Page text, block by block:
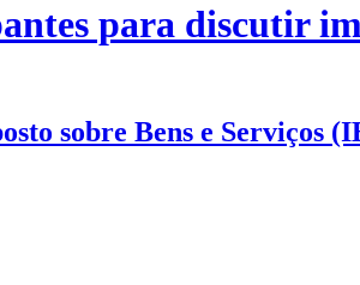
para discutir
sobre Bens e Serviços